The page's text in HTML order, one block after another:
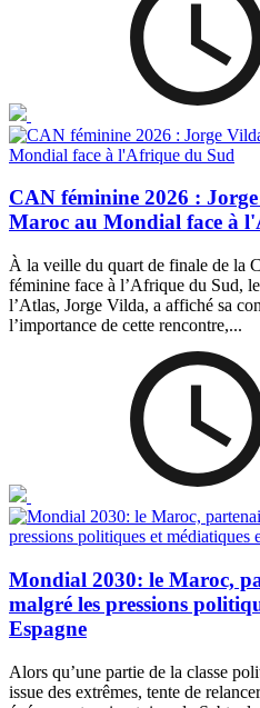
CAN féminine 2026 :
Maroc au Mondial face à
À la veille du quart de finale de la
féminine face à l’Afrique du Sud,
l’Atlas, Jorge Vilda, a affiché sa
l’importance de cette rencontre,...
Mondial 2030: le Maroc,
malgré les pressions
Espagne
Alors qu’une partie de la classe
issue des extrêmes, tente de